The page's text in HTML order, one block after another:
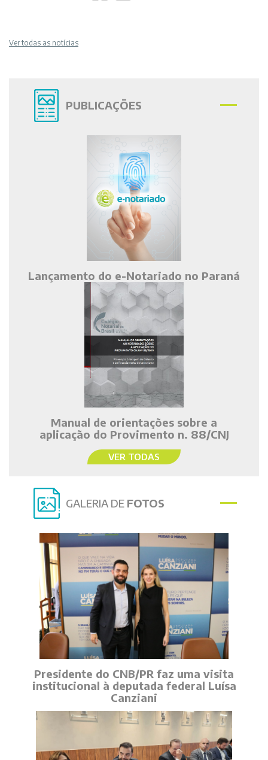
Ver todas as notícias
PUBLICAÇÕES
Lançamento do e-Notariado no Paraná
Manual de orientações sobre a
aplicação do Provimento n. 88/CNJ
VER TODAS
GALERIA DE FOTOS
Presidente do CNB/PR faz uma visita
institucional à deputada federal Luísa
Canziani